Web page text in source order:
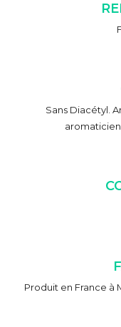
Sans Diacétyl.
Produit en France à